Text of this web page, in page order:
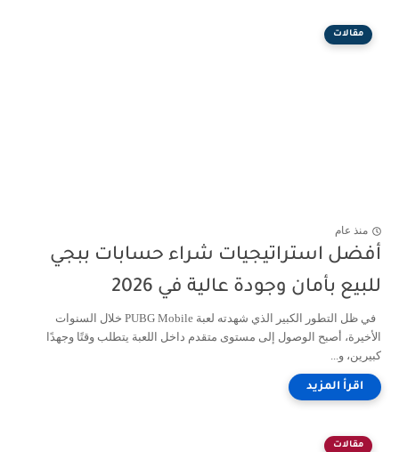
مقالات
منذ عام
أفضل استراتيجيات شراء حسابات ببجي
للبيع بأمان وجودة عالية في 2026
في ظل التطور الكبير الذي شهدته لعبة PUBG Mobile خلال السنوات
الأخيرة، أصبح الوصول إلى مستوى متقدم داخل اللعبة يتطلب وقتًا وجهدًا
كبيرين، و...
مقالات